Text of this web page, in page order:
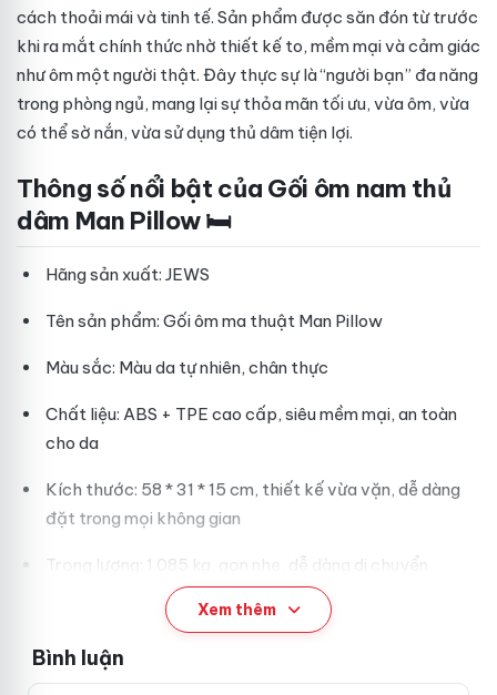
cách thoải mái và tinh tế. Sản phẩm được săn đón từ trước
khi ra mắt chính thức nhờ thiết kế to, mềm mại và cảm giác
như ôm một người thật. Đây thực sự là “người bạn” đa năng
trong phòng ngủ, mang lại sự thỏa mãn tối ưu, vừa ôm, vừa
có thể sờ nắn, vừa sử dụng thủ dâm tiện lợi.
Thông số nổi bật của Gối ôm nam thủ
dâm Man Pillow 🛏️
Hãng sản xuất: JEWS
Tên sản phẩm: Gối ôm ma thuật Man Pillow
Màu sắc: Màu da tự nhiên, chân thực
Chất liệu: ABS + TPE cao cấp, siêu mềm mại, an toàn
cho da
Kích thước: 58 * 31 * 15 cm, thiết kế vừa vặn, dễ dàng
đặt trong mọi không gian
Trọng lượng: 1.085 kg, gọn nhẹ, dễ dàng di chuyển
Trang bị lỗ âm đạo chân thực kèm gel bôi trơn, lõi âm
đạo có thể tháo rời để vệ sinh hoặc thay thế
Đối tượng sử dụng: Nam giới trên 18 tuổi
Xem thêm
Bình luận